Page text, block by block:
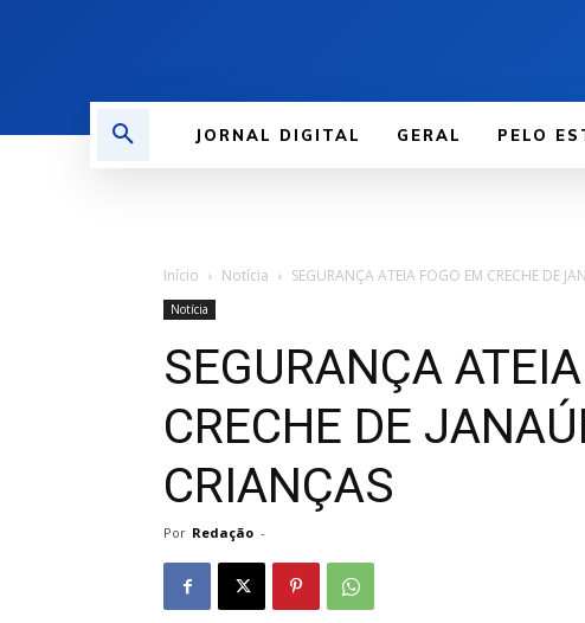
JORNAL DIGITAL GERAL PELO
Início Notícia SEGURANÇA ATEIA FOGO EM CRECHE DE
Notícia
SEGURANÇA
CRECHE DE
CRIANÇAS
Por Redação -